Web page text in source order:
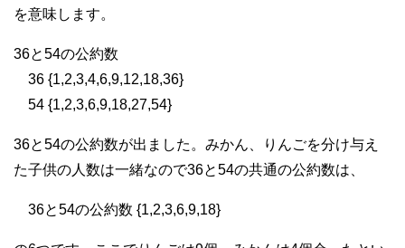
を意味します。
36と54の公約数
36 {1,2,3,4,6,9,12,18,36}
54 {1,2,3,6,9,18,27,54}
36と54の公約数が出ました。みかん、りんごを分け与え
た子供の人数は一緒なので36と54の共通の公約数は、
36と54の公約数 {1,2,3,6,9,18}